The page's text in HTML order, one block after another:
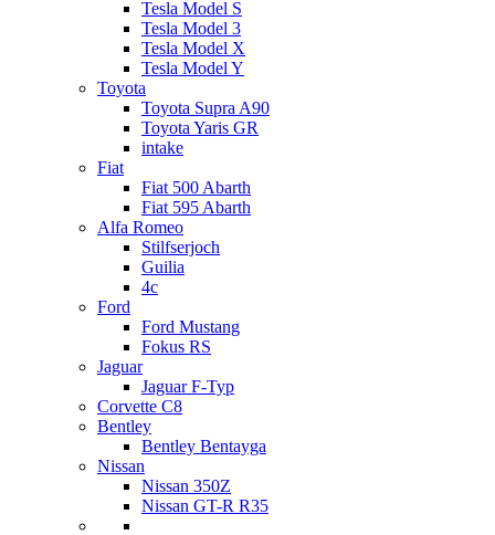
Tesla Model S
Tesla Model 3
Tesla Model X
Tesla Model Y
Toyota
Toyota Supra A90
Toyota Yaris GR
intake
Fiat
Fiat 500 Abarth
Fiat 595 Abarth
Alfa Romeo
Stilfserjoch
Guilia
4c
Ford
Ford Mustang
Fokus RS
Jaguar
Jaguar F-Typ
Corvette C8
Bentley
Bentley Bentayga
Nissan
Nissan 350Z
Nissan GT-R R35